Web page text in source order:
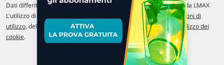
Dati differiti di 15 min. (fonte Intrinio) / FOREX Quotazioni fornite da LMAX
L'utilizzo di questo sito implica l'accettazione delle nostre Condizioni di
utilizzo, del Disclaimer MAR, delle Politiche sulla privacye dell' Utilizzo dei
cookie.